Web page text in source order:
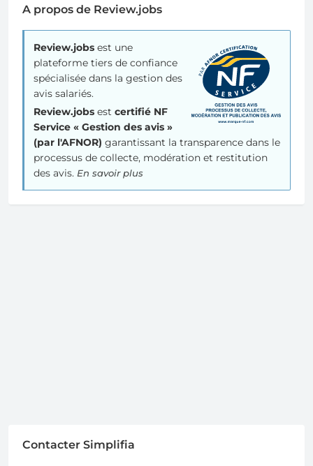
A propos de Review.jobs
Review.jobs est une
plateforme tiers de confiance
spécialisée dans la gestion des
avis salariés.
Review.jobs est certifié NF
Service « Gestion des avis »
(par l'AFNOR) garantissant la transparence dans le
processus de collecte, modération et restitution
des avis. En savoir plus
Contacter Simplifia